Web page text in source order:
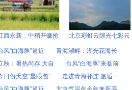
西永新：中稻开镰抢 北京彩虹云隙光七彩云
风“白海豚”逼近
青海湖畔：湖光花海长
秋：暑热尚存 大自
台风“白海豚”来临前
日份天空“显眼包”
走进青海祁连 邂逅一